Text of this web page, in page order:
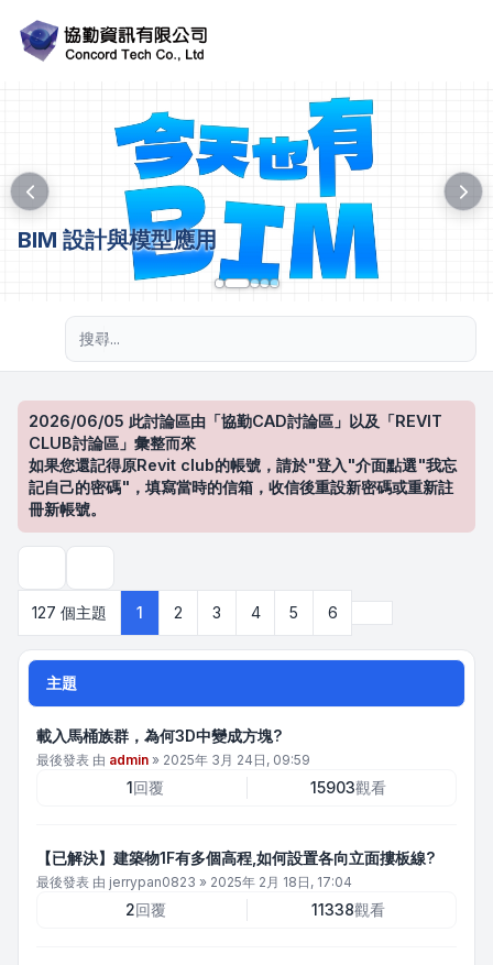
BIM 設計與模型應用
2026/06/05 此討論區由「協勤CAD討論區」以及「REVIT
CLUB討論區」彙整而來
如果您還記得原Revit club的帳號，請於"登入"介面點選"我忘
記自己的密碼"，填寫當時的信箱，收信後重設新密碼或重新註
冊新帳號。
127 個主題
1 2 3 4 5 6
主題
載入馬桶族群，為何3D中變成方塊?
最後發表 由 admin » 2025年 3月 24日, 09:59
1回覆 15903觀看
【已解決】建築物1F有多個高程,如何設置各向立面摟板線?
最後發表 由 jerrypan0823 » 2025年 2月 18日, 17:04
2回覆 11338觀看